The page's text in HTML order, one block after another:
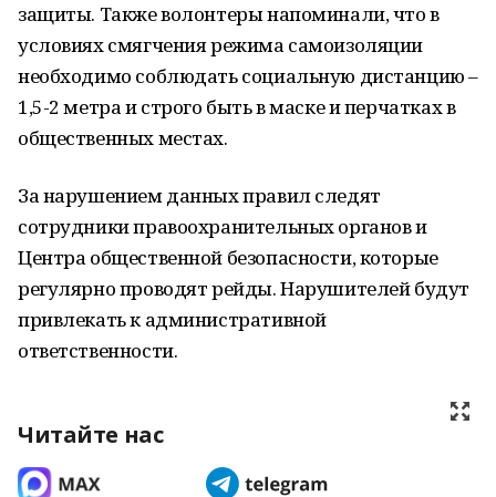
защиты. Также волонтеры напоминали, что в
условиях смягчения режима самоизоляции
необходимо соблюдать социальную дистанцию –
1,5-2 метра и строго быть в маске и перчатках в
общественных местах.
За нарушением данных правил следят
сотрудники правоохранительных органов и
Центра общественной безопасности, которые
регулярно проводят рейды. Нарушителей будут
привлекать к административной
ответственности.
Читайте нас